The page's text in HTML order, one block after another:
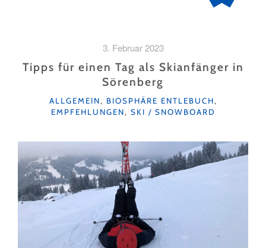
3. Februar 2023
Tipps für einen Tag als Skianfänger in
Sörenberg
KATEGORIEN
ALLGEMEIN, BIOSPHÄRE ENTLEBUCH,
EMPFEHLUNGEN, SKI / SNOWBOARD